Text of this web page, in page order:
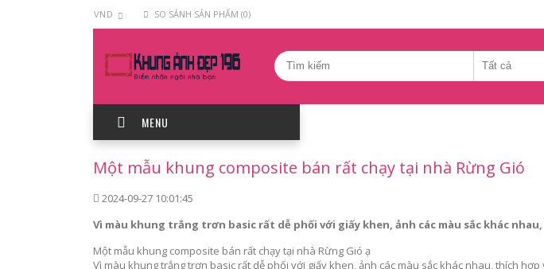
VND SO SÁNH SẢN PHẨM (0)
MENU
Một mẫu khung composite bán rất chạy tại nhà Rừng Gió
2024-09-27 10:01:45
Vì màu khung trắng trơn basic rất dễ phối với giấy khen, ảnh các màu sắc khác
Một mẫu khung composite bán rất chạy tại nhà Rừng Gió ạ
Vì màu khung trắng trơn basic rất dễ phối với giấy khen, ảnh các màu sắc khác nhau, thích